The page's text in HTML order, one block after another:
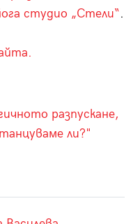
студио „Стели“.
разпускане,
ли?"